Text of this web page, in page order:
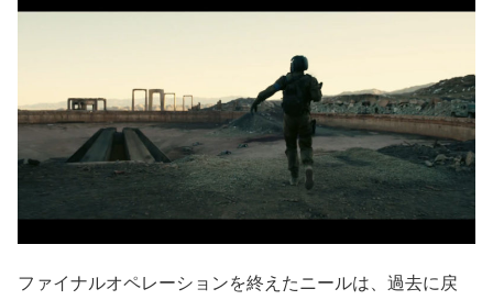
ファイナルオペレーションを終えたニールは、過去に戻